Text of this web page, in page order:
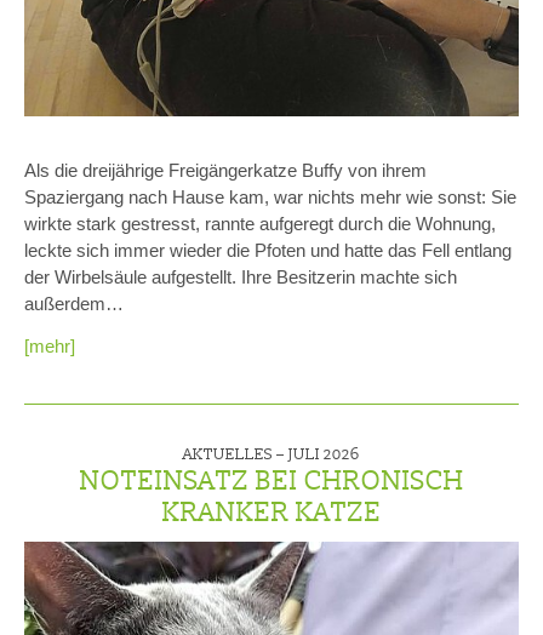
Als die dreijährige Freigängerkatze Buffy von ihrem
Spaziergang nach Hause kam, war nichts mehr wie sonst: Sie
wirkte stark gestresst, rannte aufgeregt durch die Wohnung,
leckte sich immer wieder die Pfoten und hatte das Fell entlang
der Wirbelsäule aufgestellt. Ihre Besitzerin machte sich
außerdem…
[mehr]
AKTUELLES – JULI 2026
NOTEINSATZ BEI CHRONISCH
KRANKER KATZE